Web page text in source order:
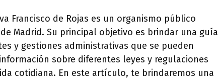
Francisco de Rojas es un organismo público
Madrid. Su principal objetivo es brindar una guía
y gestiones administrativas que se pueden
sobre diferentes leyes y regulaciones
cotidiana. En este artículo, te brindaremos una